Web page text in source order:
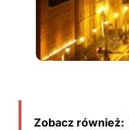
Zobacz również: